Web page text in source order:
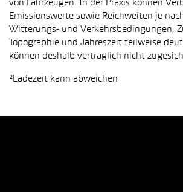
von Fahrzeugen. In der Praxis können
Emissionswerte sowie Reichweiten je
Witterungs- und Verkehrsbedingungen,
Topographie und Jahreszeit teilweise
können deshalb vertraglich nicht
²Ladezeit kann abweichen